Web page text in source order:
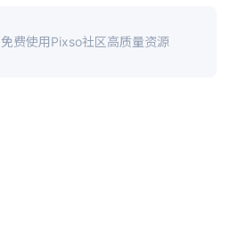
免费使用Pixso社区高质量资源